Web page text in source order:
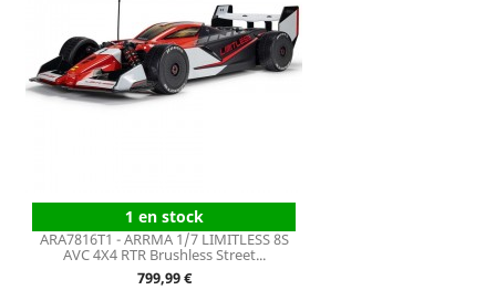
1 en stock
ARA7816T1 - ARRMA 1/7 LIMITLESS 8S
AVC 4X4 RTR Brushless Street...
Prix
799,99 €